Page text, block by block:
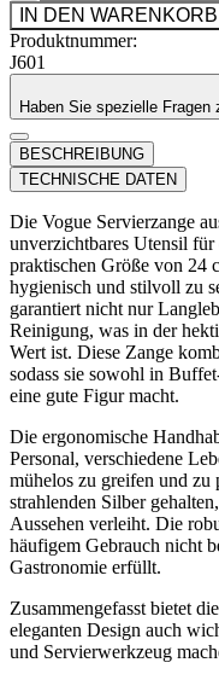
IN DEN
Produktnummer:
J601
Haben Sie spezielle Fragen
BESCHREIBUNG
TECHNISCHE DATEN
Die Vogue Servierzange
unverzichtbares Utensil
praktischen Größe von 24
hygienisch und stilvoll zu
garantiert nicht nur
Reinigung, was in der
Wert ist. Diese Zange
sodass sie sowohl in
eine gute Figur macht.
Die ergonomische
Personal, verschiedene
mühelos zu greifen und zu
strahlenden Silber
Aussehen verleiht. Die
häufigem Gebrauch nicht
Gastronomie erfüllt.
Zusammengefasst bietet
eleganten Design auch
und Servierwerkzeug